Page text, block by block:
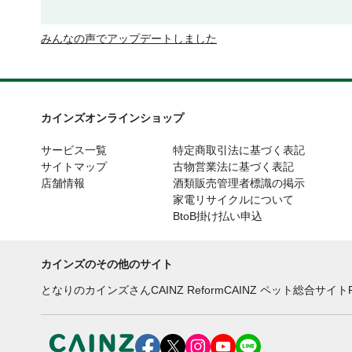
みんなの声でアップデートしました
カインズオンラインショップ
サービス一覧
サイトマップ
店舗情報
特定商取引法に基づく表記
古物営業法に基づく表記
酒類販売管理者標識の掲示
家電リサイクルについて
BtoB掛け払い申込
カインズのその他のサイト
となりのカインズさんCAINZ ReformCAINZ ペット総合サイト